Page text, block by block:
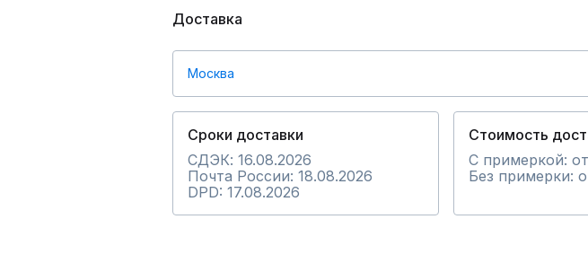
Доставка
Москва
Сроки доставки
СДЭК: 16.08.2026
Почта России: 18.08.2026
DPD: 17.08.2026
Стоимость
С примеркой:
Без примерки: